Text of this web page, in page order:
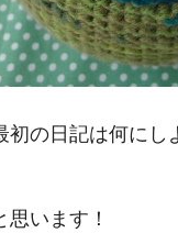
の日記は何に
います！